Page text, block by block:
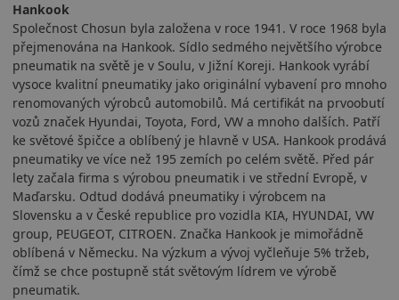
Hankook
Společnost Chosun byla založena v roce 1941. V roce 1968 byla
přejmenována na Hankook. Sídlo sedmého největšího výrobce
pneumatik na světě je v Soulu, v Jižní Koreji. Hankook vyrábí
vysoce kvalitní pneumatiky jako originální vybavení pro mnoho
renomovaných výrobců automobilů. Má certifikát na prvoobutí
vozů značek Hyundai, Toyota, Ford, VW a mnoho dalších. Patří
ke světové špičce a oblíbený je hlavně v USA. Hankook prodává
pneumatiky ve více než 195 zemích po celém světě. Před pár
lety začala firma s výrobou pneumatik i ve střední Evropě, v
Maďarsku. Odtud dodává pneumatiky i výrobcem na
Slovensku a v České republice pro vozidla KIA, HYUNDAI, VW
group, PEUGEOT, CITROEN. Značka Hankook je mimořádně
oblíbená v Německu. Na výzkum a vývoj vyčleňuje 5% tržeb,
čímž se chce postupně stát světovým lídrem ve výrobě
pneumatik.